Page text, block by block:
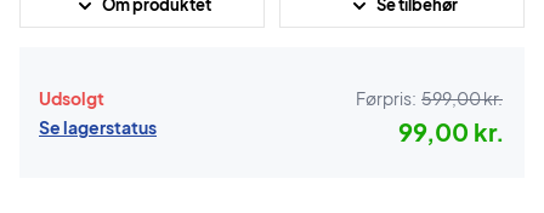
Om produktet Se tilbehør
Udsolgt
Se lagerstatus
Førpris: 599,00 kr.
99,00 kr.